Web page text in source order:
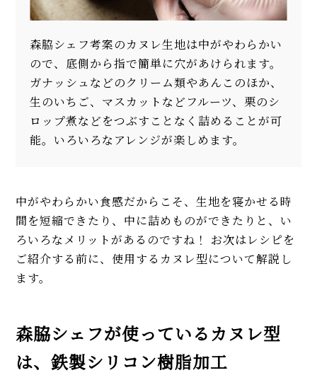
森脇シェフ考案のカヌレ生地は中がやわらかい
ので、底側から指で簡単に穴があけられます。
ガナッシュなどのクリーム類やあんこのほか、
生のいちご、マスカットなどフルーツ、栗のシ
ロップ煮などをつぶすことなく詰めることが可
能。いろいろなアレンジが楽しめます。
中がやわらかい食感だからこそ、生地を寝かせる時
間を短縮できたり、中に詰めものができたりと、い
ろいろなメリットがあるのですね！ お次はレシピを
ご紹介する前に、使用するカヌレ型について解説し
ます。
森脇シェフが使っているカヌレ型
は、鉄製シリコン樹脂加工